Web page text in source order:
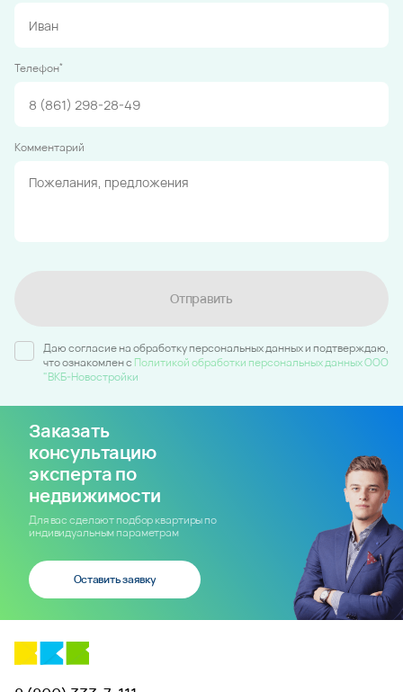
Телефон*
Комментарий
Отправить
Даю согласие на обработку персональных данных и подтверждаю,
что ознакомлен c Политикой обработки персональных данных ООО
"ВКБ-Новостройки
Заказать
консультацию
эксперта по
недвижимости
Для вас сделают подбор квартиры по
индивидуальным параметрам
Оставить заявку